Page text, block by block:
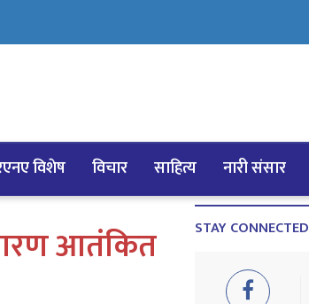
विशेष विचार साहित्य नारी संसार
आतंकित STAY CONNECTED